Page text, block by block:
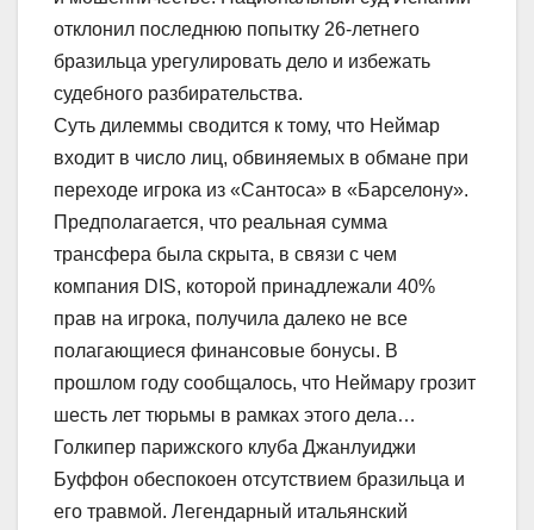
отклонил последнюю попытку 26-летнего
бразильца урегулировать дело и избежать
судебного разбирательства.
Суть дилеммы сводится к тому, что Неймар
входит в число лиц, обвиняемых в обмане при
переходе игрока из «Сантоса» в «Барселону».
Предполагается, что реальная сумма
трансфера была скрыта, в связи с чем
компания DIS, которой принадлежали 40%
прав на игрока, получила далеко не все
полагающиеся финансовые бонусы. В
прошлом году сообщалось, что Неймару грозит
шесть лет тюрьмы в рамках этого дела…
Голкипер парижского клуба Джанлуиджи
Буффон обеспокоен отсутствием бразильца и
его травмой. Легендарный итальянский